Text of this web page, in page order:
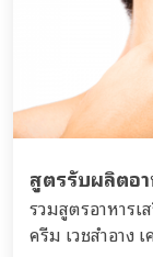
สูตรรับผลิตอ
รวมสูตรอาหาร
ครีม เวชสำอาง เ